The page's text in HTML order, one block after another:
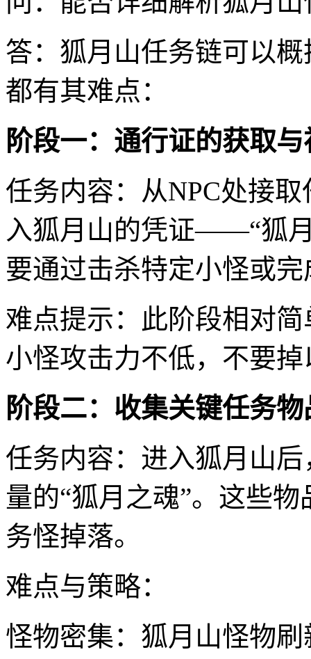
答：狐月山任务链可以
都有其难点：
阶段一：通行证的获取
任务内容：从NPC处接
入狐月山的凭证——“狐
要通过击杀特定小怪或
难点提示：此阶段相对
小怪攻击力不低，不要
阶段二：收集关键任务
任务内容：进入狐月山
量的“狐月之魂”。这些
务怪掉落。
难点与策略：
怪物密集：狐月山怪物